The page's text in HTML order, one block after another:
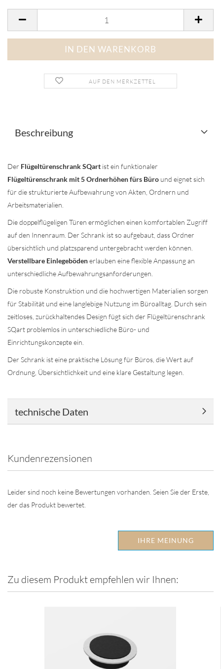
AUF DEN MERKZETTEL
Beschreibung
Der Flügeltürenschrank SQart ist ein funktionaler
Flügeltürenschrank mit 5 Ordnerhöhen fürs Büro und eignet sich
für die strukturierte Aufbewahrung von Akten, Ordnern und
Arbeitsmaterialien.
Die doppelflügeligen Türen ermöglichen einen komfortablen Zugriff
auf den Innenraum. Der Schrank ist so aufgebaut, dass Ordner
übersichtlich und platzsparend untergebracht werden können.
Verstellbare Einlegebödenerlauben eine flexible Anpassung an
unterschiedliche Aufbewahrungsanforderungen.
Die robuste Konstruktion und die hochwertigen Materialien sorgen
für Stabilität und eine langlebige Nutzung im Büroalltag. Durch sein
zeitloses, zurückhaltendes Design fügt sich der Flügeltürenschrank
SQart problemlos in unterschiedliche Büro- und
Einrichtungskonzepte ein.
Der Schrank ist eine praktische Lösung für Büros, die Wert auf
Ordnung, Übersichtlichkeit und eine klare Gestaltung legen.
technische Daten
Kundenrezensionen
Leider sind noch keine Bewertungen vorhanden. Seien Sie der Erste,
der das Produkt bewertet.
IHRE MEINUNG
Zu diesem Produkt empfehlen wir Ihnen: